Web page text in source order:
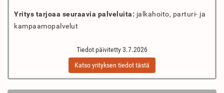
Yritys tarjoaa seuraavia palveluita: jalkahoito, parturi- ja
kampaamopalvelut
Tiedot päivitetty 3.7.2026
Katso yrityksen tiedot tästä